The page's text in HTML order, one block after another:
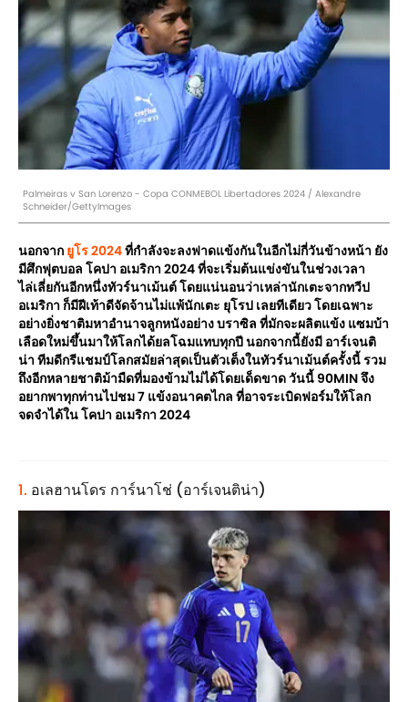
Palmeiras v San Lorenzo - Copa CONMEBOL Libertadores 2024 / Alexandre
Schneider/GettyImages
นอกจาก ยูโร 2024ที่กำลังจะลงฟาดแข้งกันในอีกไม่กี่วันข้างหน้า ยัง
มีศึกฟุตบอล โคปา อเมริกา 2024 ที่จะเริ่มต้นแข่งขันในช่วงเวลา
ไล่เลี่ยกันอีกหนึ่งทัวร์นาเม้นต์ โดยแน่นอนว่าเหล่านักเตะจากทวีป
อเมริกา ก็มีฝีเท้าดีจัดจ้านไม่แพ้นักเตะ ยุโรป เลยทีเดียว โดยเฉพาะ
อย่างยิ่งชาติมหาอำนาจลูกหนังอย่าง บราซิล ที่มักจะผลิตแข้ง แซมบ้า
เลือดใหม่ขึ้นมาให้โลกได้ยลโฉมแทบทุกปี นอกจากนี้ยังมี อาร์เจนติ
น่า ทีมดีกรีแชมป์โลกสมัยล่าสุดเป็นตัวเต็งในทัวร์นาเม้นต์ครั้งนี้ รวม
ถึงอีกหลายชาติม้ามืดที่มองข้ามไม่ได้โดยเด็ดขาด วันนี้ 90MIN จึง
อยากพาทุกท่านไปชม 7 แข้งอนาคตไกล ที่อาจระเบิดฟอร์มให้โลก
จดจำได้ใน โคปา อเมริกา 2024
1. อเลฮานโดร การ์นาโช่ (อาร์เจนติน่า)